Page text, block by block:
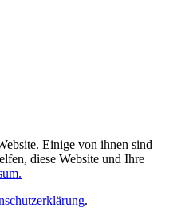
Einige von ihnen sind
diese Website und Ihre
.